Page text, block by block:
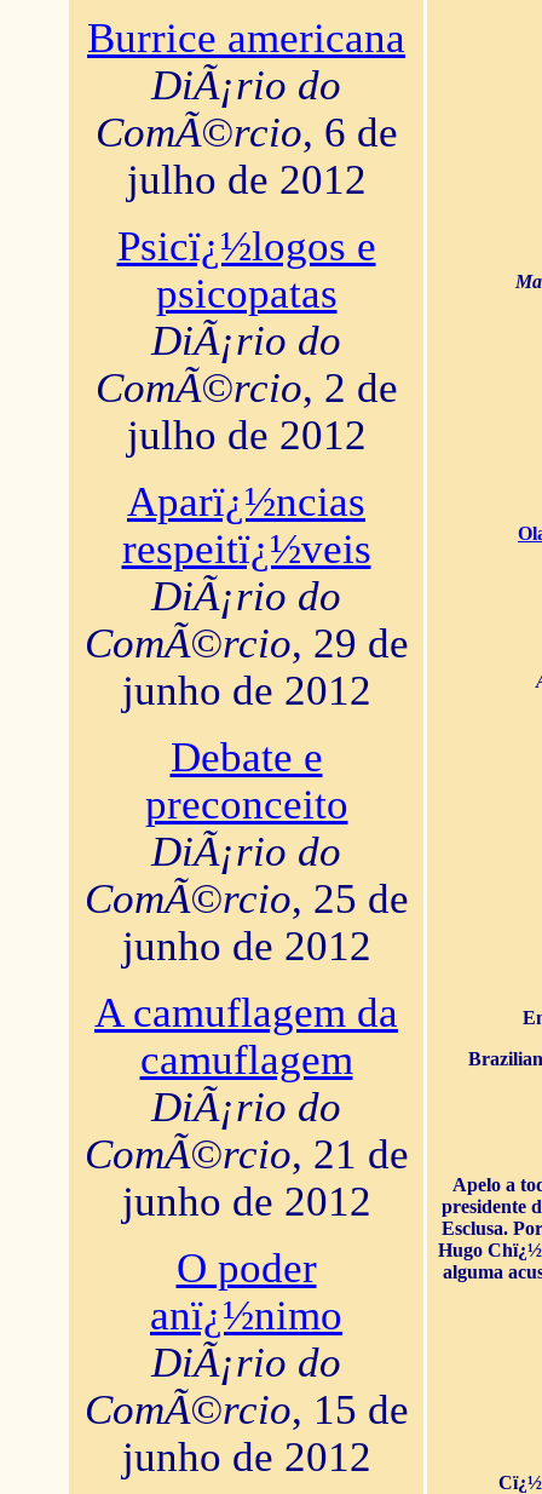
Burrice americana
DiÃ¡rio do
ComÃ©rcio, 6 de
julho de 2012
Psicï¿½logos e
psicopatas
DiÃ¡rio do
ComÃ©rcio, 2 de
julho de 2012
Aparï¿½ncias
respeitï¿½veis
DiÃ¡rio do
ComÃ©rcio, 29 de
junho de 2012
Debate e
preconceito
DiÃ¡rio do
ComÃ©rcio, 25 de
junho de 2012
A camuflagem da
camuflagem
DiÃ¡rio do
ComÃ©rcio, 21 de
junho de 2012
O poder
anï¿½nimo
DiÃ¡rio do
ComÃ©rcio, 15 de
junho de 2012
Apelo a
presidente
Esclusa.
Hugo
alguma